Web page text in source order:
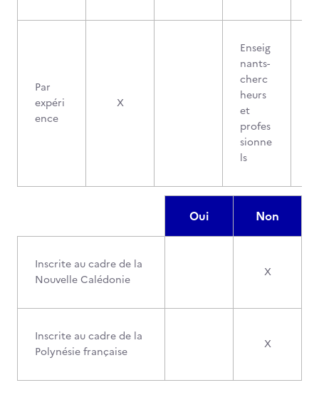
Par
expéri
ence
X
Enseig
nants-
cherc
heurs
et
profes
sionne
ls
Oui Non
Inscrite au cadre de la
Nouvelle Calédonie
X
Inscrite au cadre de la
Polynésie française
X